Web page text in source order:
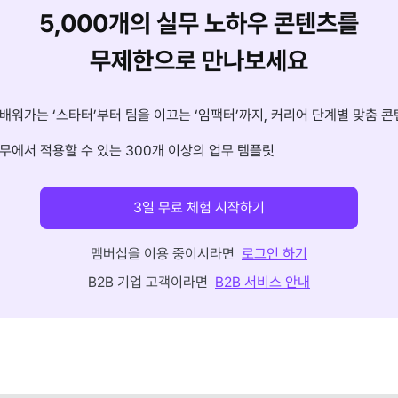
5,000개의 실무 노하우 콘텐츠를
무제한으로 만나보세요
워가는 ‘스타터’부터 팀을 이끄는 ‘임팩터’까지, 커리어 단계별 맞춤 콘
에서 적용할 수 있는 300개 이상의 업무 템플릿
3일 무료 체험 시작하기
멤버십을 이용 중이시라면 로그인 하기
B2B 기업 고객이라면 B2B 서비스 안내